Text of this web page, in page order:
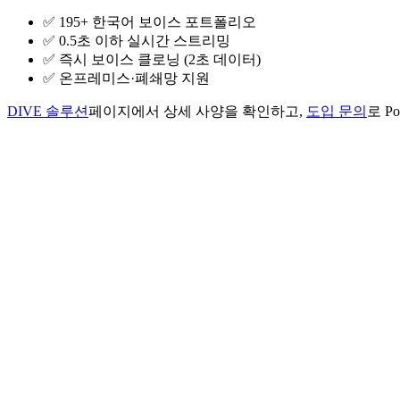
✅ 195+ 한국어 보이스 포트폴리오
✅ 0.5초 이하 실시간 스트리밍
✅ 즉시 보이스 클로닝 (2초 데이터)
✅ 온프레미스·폐쇄망 지원
DIVE 솔루션페이지에서 상세 사양을 확인하고, 도입 문의 로